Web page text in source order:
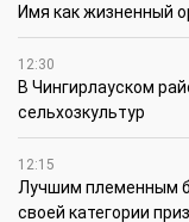
Имя как жизненный
12:30
В Чингирлауском
сельхозкультур
12:15
Лучшим племенным
своей категории